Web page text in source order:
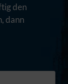
den
dann